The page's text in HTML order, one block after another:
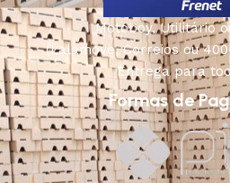
Motoboy, Utilitário
(Lalamove, Correios ou
Entrega para
Formas de